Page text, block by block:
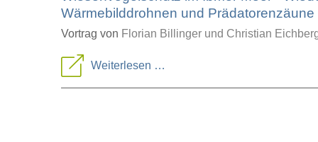
Wärmebilddrohnen und Prädatorenzäune
Vortrag von Florian Billinger und Christian
Weiterlesen …
im